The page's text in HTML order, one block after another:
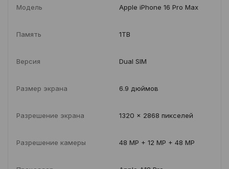
Модель Apple iPhone 16 Pro Max
Память 1TB
Версия Dual SIM
Размер экрана 6.9 дюймов
Разрешение экрана 1320 x 2868 пикселей
Разрешение камеры 48 MP + 12 MP + 48 MP